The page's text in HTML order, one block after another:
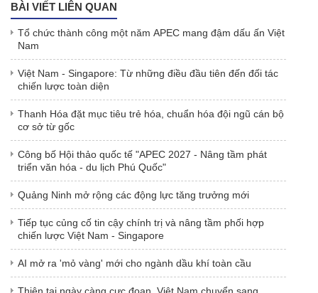
BÀI VIẾT LIÊN QUAN
Tổ chức thành công một năm APEC mang đậm dấu ấn Việt
Nam
Việt Nam - Singapore: Từ những điều đầu tiên đến đối tác
chiến lược toàn diện
Thanh Hóa đặt mục tiêu trẻ hóa, chuẩn hóa đội ngũ cán bộ
cơ sở từ gốc
Công bố Hội thảo quốc tế "APEC 2027 - Nâng tầm phát
triển văn hóa - du lịch Phú Quốc"
Quảng Ninh mở rộng các động lực tăng trưởng mới
Tiếp tục củng cố tin cậy chính trị và nâng tầm phối hợp
chiến lược Việt Nam - Singapore
AI mở ra 'mỏ vàng' mới cho ngành dầu khí toàn cầu